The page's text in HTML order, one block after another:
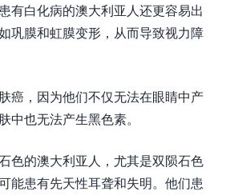
有白化病的澳大利亚人还更容易出
巩膜和虹膜变形，从而导致视力障
癌，因为他们不仅无法在眼睛中产
中也无法产生黑色素。
色的澳大利亚人，尤其是双陨石色
能患有先天性耳聋和失明。他们患